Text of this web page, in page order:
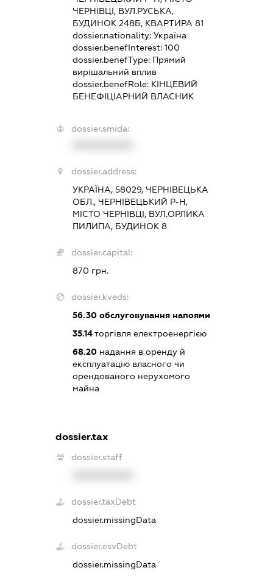
ЧЕРНІВЦІ, ВУЛ.РУСЬКА,
БУДИНОК 248Б, КВАРТИРА 81
dossier.nationality: Україна
dossier.benefInterest: 100
dossier.benefType: Прямий
вирішальний вплив
dossier.benefRole: КІНЦЕВИЙ
БЕНЕФІЦІАРНИЙ ВЛАСНИК
dossier.smida:
dossier.address:
УКРАЇНА, 58029, ЧЕРНІВЕЦЬКА
ОБЛ., ЧЕРНІВЕЦЬКИЙ Р-Н,
МІСТО ЧЕРНІВЦІ, ВУЛ.ОРЛИКА
ПИЛИПА, БУДИНОК 8
dossier.capital:
870 грн.
dossier.kveds:
56.30обслуговування напоями
35.14торгівля електроенергією
68.20надання в оренду й
експлуатацію власного чи
орендованого нерухомого
майна
dossier.tax
dossier.staff
dossier.taxDebt
dossier.missingData
dossier.esvDebt
dossier.missingData